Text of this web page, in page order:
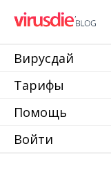
Вирусдай
Тарифы
Помощь
Войти